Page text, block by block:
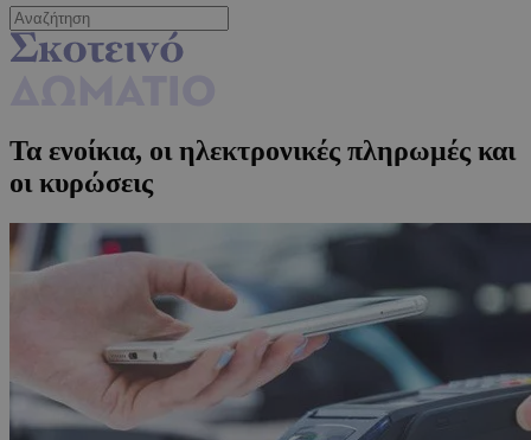
Τα ενοίκια, οι ηλεκτρονικές πληρωμές και
οι κυρώσεις